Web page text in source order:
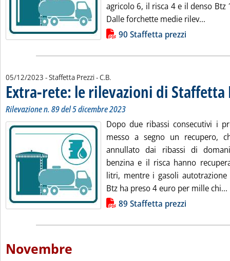
agricolo 6, il risca 4 e il denso
Dalle forchette medie rilev...
Lista allegati PDF alla notizia90 Staffetta prezzi
05/12/2023 - Staffetta Prezzi -di:
C.B.
Extra-rete: le rilevazioni di Staffetta
Rilevazione n. 89 del 5 dicembre 2023
Dopo due ribassi consecutivi i
messo a segno un recupero,
annullato dai ribassi di
benzina e il risca hanno
litri, mentre i gasoli
Btz ha preso 4 euro per mille chi...
Lista allegati PDF alla notizia89 Staffetta prezzi
Novembre